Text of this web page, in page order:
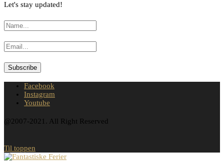
Let's stay updated!
Facebook
Instagram
Youtube
@2007-2021. All Right Reserved
Til toppen